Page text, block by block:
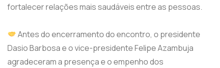
fortalecer relações mais saudáveis entre as pessoas.
Antes do encerramento do encontro, o presidente
Dasio Barbosa e o vice-presidente Felipe Azambuja
agradeceram a presença e o empenho dos